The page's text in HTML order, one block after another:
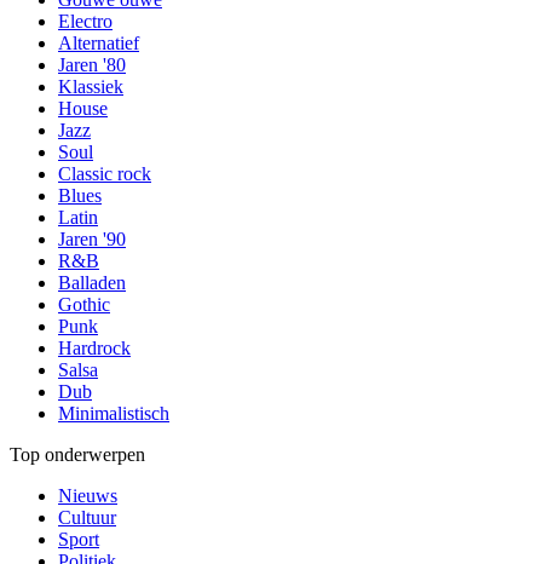
Electro
Alternatief
Jaren '80
Klassiek
House
Jazz
Soul
Classic rock
Blues
Latin
Jaren '90
R&B
Balladen
Gothic
Punk
Hardrock
Salsa
Dub
Minimalistisch
Top onderwerpen
Nieuws
Cultuur
Sport